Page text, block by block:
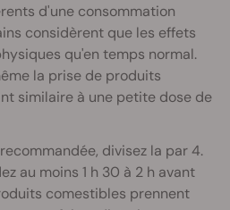
d'une consommation
considèrent que les effets
qu'en temps normal.
la prise de produits
similaire à une petite dose de
divisez la par 4.
au moins 1 h 30 à 2 h avant
comestibles prennent